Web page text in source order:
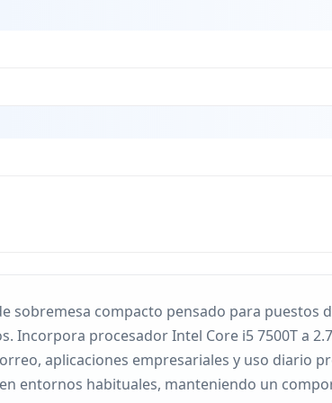
sobremesa compacto pensado para
Incorpora procesador Intel Core i5 7500T a
aplicaciones empresariales y uso diario
entornos habituales, manteniendo un